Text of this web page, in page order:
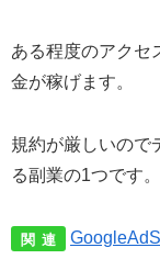
ある程度のアクセ
金が稼げます。
規約が厳しいので
る副業の1つです。
関 連